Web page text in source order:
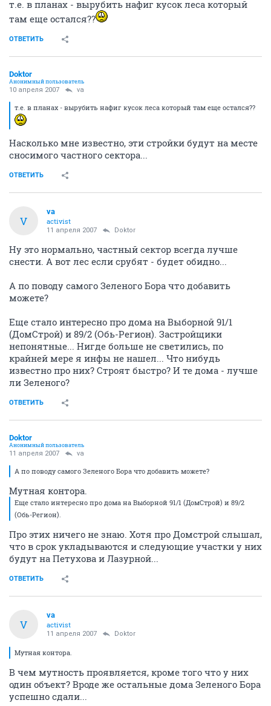
т.е. в планах - вырубить нафиг кусок леса который
там еще остался??
ОТВЕТИТЬ
Doktor
Анонимный пользователь
10 апреля 2007 va
т.е. в планах - вырубить нафиг кусок леса который там еще остался??
Насколько мне известно, эти стройки будут на месте
сносимого частного сектора...
ОТВЕТИТЬ
V
va
activist
11 апреля 2007 Doktor
Ну это нормально, частный сектор всегда лучше
снести. А вот лес если срубят - будет обидно...
А по поводу самого Зеленого Бора что добавить
можете?
Еще стало интересно про дома на Выборной 91/1
(ДомСтрой) и 89/2 (Обь-Регион). Застройщики
непонятные... Нигде больше не светились, по
крайней мере я инфы не нашел... Что нибудь
известно про них? Строят быстро? И те дома - лучше
ли Зеленого?
ОТВЕТИТЬ
Doktor
Анонимный пользователь
11 апреля 2007 va
А по поводу самого Зеленого Бора что добавить можете?
Мутная контора.
Еще стало интересно про дома на Выборной 91/1 (ДомСтрой) и 89/2
(Обь-Регион).
Про этих ничего не знаю. Хотя про Домстрой слышал,
что в срок укладываются и следующие участки у них
будут на Петухова и Лазурной...
ОТВЕТИТЬ
V
va
activist
11 апреля 2007 Doktor
Мутная контора.
В чем мутность проявляется, кроме того что у них
один объект? Вроде же остальные дома Зеленого Бора
успешно сдали...